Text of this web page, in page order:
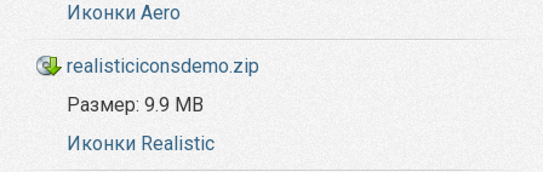
Иконки Aero
realisticiconsdemo.zip
Размер: 9.9 MB
Иконки Realistic